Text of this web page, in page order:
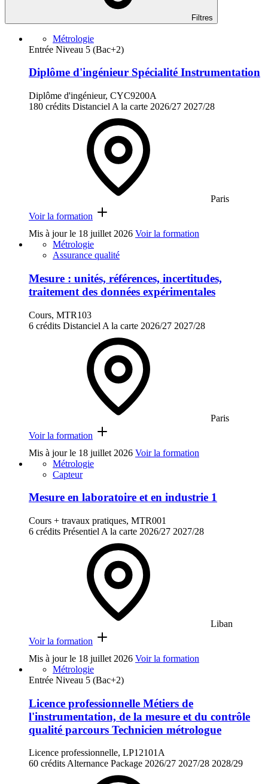
Filtres
Métrologie
Entrée Niveau 5 (Bac+2)
Diplôme d'ingénieur Spécialité Instrumentation
Diplôme d'ingénieur, CYC9200A
180 crédits Distanciel A la carte 2026/27 2027/28
Paris
Voir la formation
Mis à jour le 18 juillet 2026 Voir la formation
Métrologie
Assurance qualité
Mesure : unités, références, incertitudes,
traitement des données expérimentales
Cours, MTR103
6 crédits Distanciel A la carte 2026/27 2027/28
Paris
Voir la formation
Mis à jour le 18 juillet 2026 Voir la formation
Métrologie
Capteur
Mesure en laboratoire et en industrie 1
Cours + travaux pratiques, MTR001
6 crédits Présentiel A la carte 2026/27 2027/28
Liban
Voir la formation
Mis à jour le 18 juillet 2026 Voir la formation
Métrologie
Entrée Niveau 5 (Bac+2)
Licence professionnelle Métiers de
l'instrumentation, de la mesure et du contrôle
qualité parcours Technicien métrologue
Licence professionnelle, LP12101A
60 créditsAlternance Package 2026/27 2027/28 2028/29